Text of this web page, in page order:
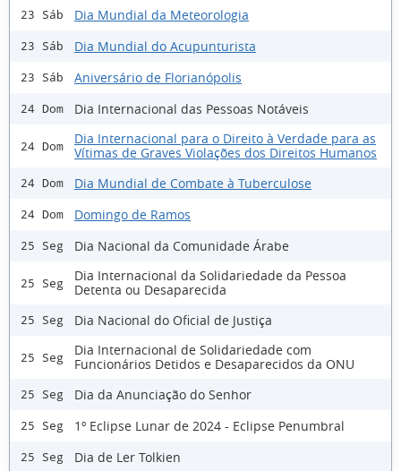
23 Sáb Dia Mundial da Meteorologia
23 Sáb Dia Mundial do Acupunturista
23 Sáb Aniversário de Florianópolis
24 Dom Dia Internacional das Pessoas Notáveis
24 Dom
Dia Internacional para o Direito à Verdade para as
Vítimas de Graves Violações dos Direitos Humanos
24 Dom Dia Mundial de Combate à Tuberculose
24 Dom Domingo de Ramos
25 Seg Dia Nacional da Comunidade Árabe
25 Seg
Dia Internacional da Solidariedade da Pessoa
Detenta ou Desaparecida
25 Seg Dia Nacional do Oficial de Justiça
25 Seg
Dia Internacional de Solidariedade com
Funcionários Detidos e Desaparecidos da ONU
25 Seg Dia da Anunciação do Senhor
25 Seg 1º Eclipse Lunar de 2024 - Eclipse Penumbral
25 Seg Dia de Ler Tolkien